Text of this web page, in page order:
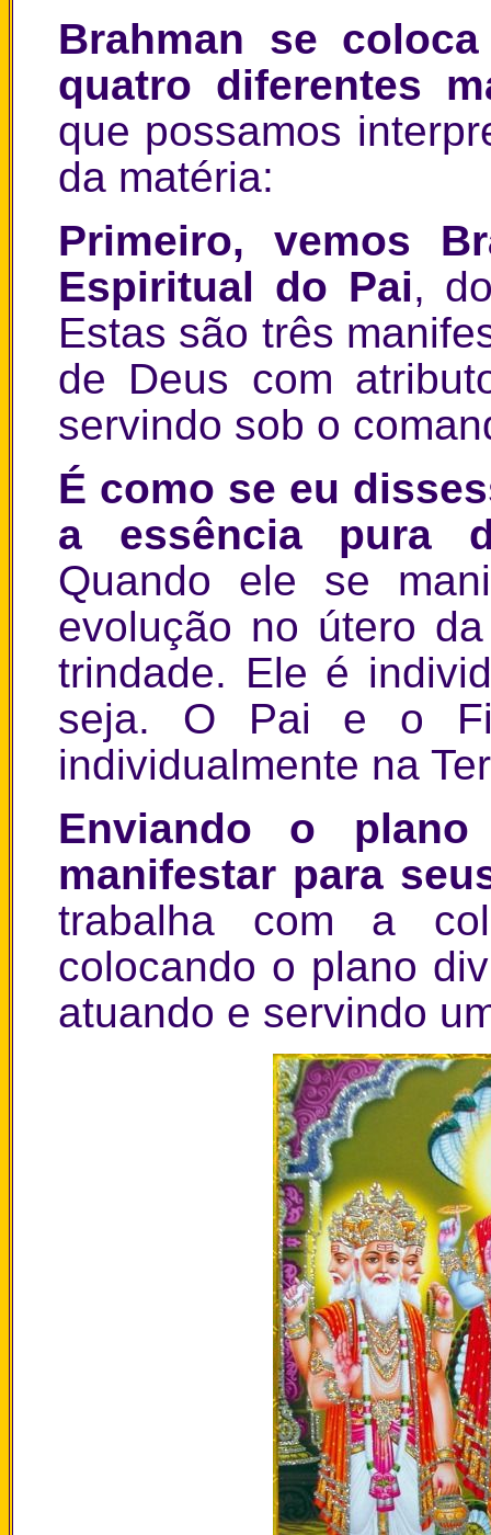
Brahman se
quatro diferentes
que possamos
da matéria:
Primeiro, vemos
Espiritual do Pai,
Estas são três
de Deus com
servindo sob o
É como se eu
a essência pura
Quando ele se
evolução no útero
trindade. Ele é
seja. O Pai e o
individualmente na
Enviando o
manifestar para
trabalha com a
colocando o plano
atuando e servindo